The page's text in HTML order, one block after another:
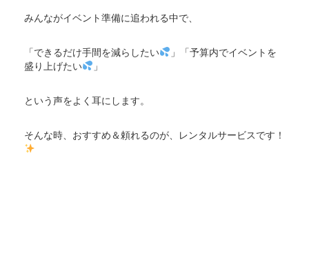
みんながイベント準備に追われる中で、
「できるだけ手間を減らしたい
」「予算内でイベントを
盛り上げたい
」
という声をよく耳にします。
そんな時、おすすめ＆頼れるのが、レンタルサービスです！